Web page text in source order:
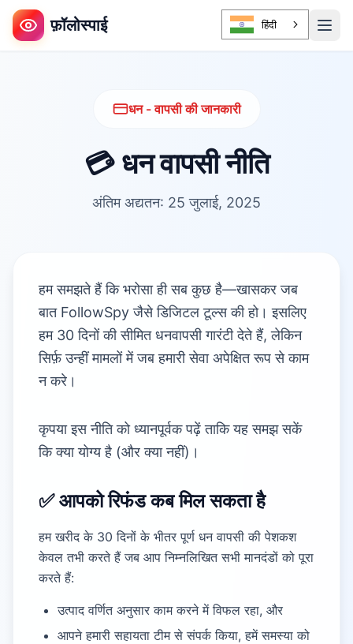
फ़ॉलोस्पाई हिंदी
धन - वापसी की जानकारी
💳 धन वापसी नीति
अंतिम अद्यतन: 25 जुलाई, 2025
हम समझते हैं कि भरोसा ही सब कुछ है—खासकर जब
बात FollowSpy जैसे डिजिटल टूल्स की हो। इसलिए
हम 30 दिनों की सीमित धनवापसी गारंटी देते हैं, लेकिन
सिर्फ़ उन्हीं मामलों में जब हमारी सेवा अपेक्षित रूप से काम
न करे।
कृपया इस नीति को ध्यानपूर्वक पढ़ें ताकि यह समझ सकें
कि क्या योग्य है (और क्या नहीं)।
✅ आपको रिफंड कब मिल सकता है
हम खरीद के 30 दिनों के भीतर पूर्ण धन वापसी की पेशकश
केवल तभी करते हैं जब आप निम्नलिखित सभी मानदंडों को पूरा
करते हैं:
उत्पाद वर्णित अनुसार काम करने में विफल रहा, और
आपने हमारी सहायता टीम से संपर्क किया, हमें समस्या को